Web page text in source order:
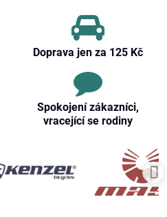
Doprava jen za 125 Kč
Spokojení zákazníci,
vracející se rodiny